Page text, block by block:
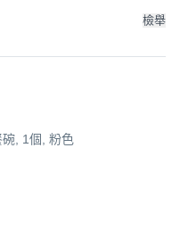
檢舉
, 1個, 粉色